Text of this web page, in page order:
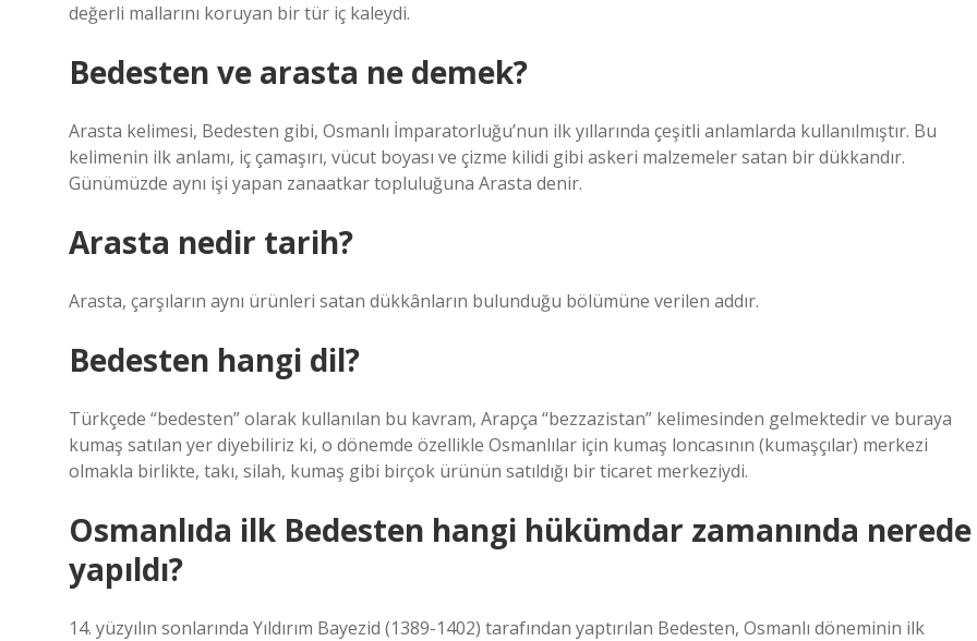
değerli mallarını koruyan bir tür iç kaleydi.
Bedesten ve arasta ne demek?
Arasta kelimesi, Bedesten gibi, Osmanlı İmparatorluğu’nun ilk yıllarında çeşitli anlamlarda kullanılmıştır. Bu
kelimenin ilk anlamı, iç çamaşırı, vücut boyası ve çizme kilidi gibi askeri malzemeler satan bir dükkandır.
Günümüzde aynı işi yapan zanaatkar topluluğuna Arasta denir.
Arasta nedir tarih?
Arasta, çarşıların aynı ürünleri satan dükkânların bulunduğu bölümüne verilen addır.
Bedesten hangi dil?
Türkçede “bedesten” olarak kullanılan bu kavram, Arapça “bezzazistan” kelimesinden gelmektedir ve buraya
kumaş satılan yer diyebiliriz ki, o dönemde özellikle Osmanlılar için kumaş loncasının (kumaşçılar) merkezi
olmakla birlikte, takı, silah, kumaş gibi birçok ürünün satıldığı bir ticaret merkeziydi.
Osmanlıda ilk Bedesten hangi hükümdar zamanında nerede
yapıldı?
14. yüzyılın sonlarında Yıldırım Bayezid (1389-1402) tarafından yaptırılan Bedesten, Osmanlı döneminin ilk